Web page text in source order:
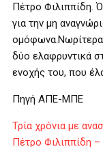
Πέτρο Φιλιππίδη.
για την μη
ομόφωνα.Νωρίτερα
δύο ελαφρυντικά
ενοχής του, που
Πηγή ΑΠΕ-ΜΠΕ
Τρία χρόνια με
Πέτρο Φιλιππίδη